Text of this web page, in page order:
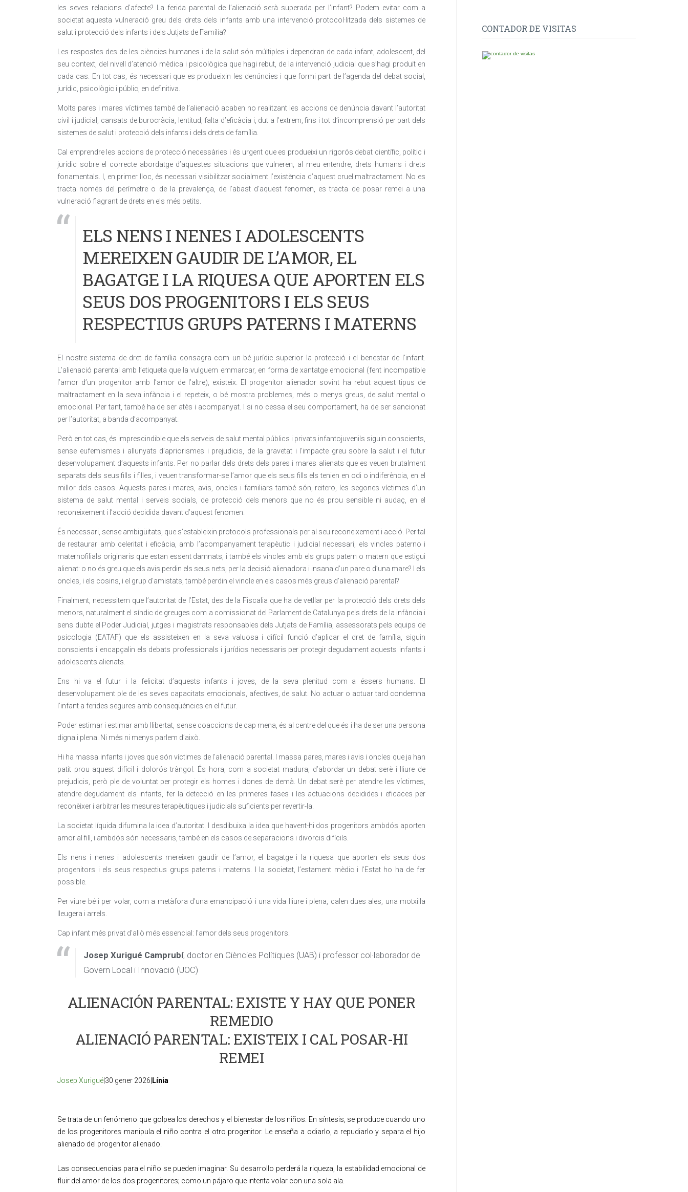
les seves relacions d’afecte? La ferida parental de l’alienació serà superada per l’infant? Podem evitar com a
societat aquesta vulneració greu dels drets dels infants amb una intervenció protocol·litzada dels sistemes de
salut i protecció dels infants i dels Jutjats de Família?
Les respostes des de les ciències humanes i de la salut són múltiples i dependran de cada infant, adolescent, del
seu context, del nivell d’atenció mèdica i psicològica que hagi rebut, de la intervenció judicial que s’hagi produït en
cada cas. En tot cas, és necessari que es produeixin les denúncies i que formi part de l’agenda del debat social,
jurídic, psicològic i públic, en definitiva.
Molts pares i mares víctimes també de l’alienació acaben no realitzant les accions de denúncia davant l’autoritat
civil i judicial, cansats de burocràcia, lentitud, falta d’eficàcia i, dut a l’extrem, fins i tot d’incomprensió per part dels
sistemes de salut i protecció dels infants i dels drets de família.
Cal emprendre les accions de protecció necessàries i és urgent que es produeixi un rigorós debat científic, polític i
jurídic sobre el correcte abordatge d’aquestes situacions que vulneren, al meu entendre, drets humans i drets
fonamentals. I, en primer lloc, és necessari visibilitzar socialment l’existència d’aquest cruel maltractament. No es
tracta només del perímetre o de la prevalença, de l’abast d’aquest fenomen, es tracta de posar remei a una
vulneració flagrant de drets en els més petits.
ELS NENS I NENES I ADOLESCENTS
MEREIXEN GAUDIR DE L’AMOR, EL
BAGATGE I LA RIQUESA QUE APORTEN ELS
SEUS DOS PROGENITORS I ELS SEUS
RESPECTIUS GRUPS PATERNS I MATERNS
El nostre sistema de dret de família consagra com un bé jurídic superior la protecció i el benestar de l’infant.
L’alienació parental amb l’etiqueta que la vulguem emmarcar, en forma de xantatge emocional (fent incompatible
l’amor d’un progenitor amb l’amor de l’altre), existeix. El progenitor alienador sovint ha rebut aquest tipus de
maltractament en la seva infància i el repeteix, o bé mostra problemes, més o menys greus, de salut mental o
emocional. Per tant, també ha de ser atès i acompanyat. I si no cessa el seu comportament, ha de ser sancionat
per l’autoritat, a banda d’acompanyat.
Però en tot cas, és imprescindible que els serveis de salut mental públics i privats infantojuvenils siguin conscients,
sense eufemismes i allunyats d’apriorismes i prejudicis, de la gravetat i l’impacte greu sobre la salut i el futur
desenvolupament d’aquests infants. Per no parlar dels drets dels pares i mares alienats que es veuen brutalment
separats dels seus fills i filles, i veuen transformar-se l’amor que els seus fills els tenien en odi o indiferència, en el
millor dels casos. Aquests pares i mares, avis, oncles i familiars també són, reitero, les segones víctimes d’un
sistema de salut mental i serveis socials, de protecció dels menors que no és prou sensible ni audaç, en el
reconeixement i l’acció decidida davant d’aquest fenomen.
És necessari, sense ambigüitats, que s’estableixin protocols professionals per al seu reconeixement i acció. Per tal
de restaurar amb celeritat i eficàcia, amb l’acompanyament terapèutic i judicial necessari, els vincles paterno i
maternofilials originaris que estan essent damnats, i també els vincles amb els grups patern o matern que estigui
alienat: o no és greu que els avis perdin els seus nets, per la decisió alienadora i insana d’un pare o d’una mare? I els
oncles, i els cosins, i el grup d’amistats, també perdin el vincle en els casos més greus d’alienació parental?
Finalment, necessitem que l’autoritat de l’Estat, des de la Fiscalia que ha de vetllar per la protecció dels drets dels
menors, naturalment el síndic de greuges com a comissionat del Parlament de Catalunya pels drets de la infància i
sens dubte el Poder Judicial, jutges i magistrats responsables dels Jutjats de Família, assessorats pels equips de
psicologia (EATAF) que els assisteixen en la seva valuosa i difícil funció d’aplicar el dret de família, siguin
conscients i encapçalin els debats professionals i jurídics necessaris per protegir degudament aquests infants i
adolescents alienats.
Ens hi va el futur i la felicitat d’aquests infants i joves, de la seva plenitud com a éssers humans. El
desenvolupament ple de les seves capacitats emocionals, afectives, de salut. No actuar o actuar tard condemna
l’infant a ferides segures amb conseqüències en el futur.
Poder estimar i estimar amb llibertat, sense coaccions de cap mena, és al centre del que és i ha de ser una persona
digna i plena. Ni més ni menys parlem d’això.
Hi ha massa infants i joves que són víctimes de l’alienació parental. I massa pares, mares i avis i oncles que ja han
patit prou aquest difícil i dolorós tràngol. És hora, com a societat madura, d’abordar un debat serè i lliure de
prejudicis, però ple de voluntat per protegir els homes i dones de demà. Un debat serè per atendre les víctimes,
atendre degudament els infants, fer la detecció en les primeres fases i les actuacions decidides i eficaces per
reconèixer i arbitrar les mesures terapèutiques i judicials suficients per revertir-la.
La societat líquida difumina la idea d’autoritat. I desdibuixa la idea que havent-hi dos progenitors ambdós aporten
amor al fill, i ambdós són necessaris, també en els casos de separacions i divorcis difícils.
Els nens i nenes i adolescents mereixen gaudir de l’amor, el bagatge i la riquesa que aporten els seus dos
progenitors i els seus respectius grups paterns i materns. I la societat, l’estament mèdic i l’Estat ho ha de fer
possible.
Per viure bé i per volar, com a metàfora d’una emancipació i una vida lliure i plena, calen dues ales, una motxilla
lleugera i arrels.
Cap infant més privat d’allò més essencial: l’amor dels seus progenitors.
Josep Xurigué Camprubí, doctor en Ciències Polítiques (UAB) i professor col·laborador de
Govern Local i Innovació (UOC)
ALIENACIÓN PARENTAL: EXISTE Y HAY QUE PONER
REMEDIO
ALIENACIÓ PARENTAL: EXISTEIX I CAL POSAR-HI
REMEI
Josep Xurigué |30 gener 2026| Línia
Se trata de un fenómeno que golpea los derechos y el bienestar de los niños. En síntesis, se produce cuando uno
de los progenitores manipula el niño contra el otro progenitor. Le enseña a odiarlo, a repudiarlo y separa el hijo
alienado del progenitor alienado.
Las consecuencias para el niño se pueden imaginar. Su desarrollo perderá la riqueza, la estabilidad emocional de
fluir del amor de los dos progenitores; como un pájaro que intenta volar con una sola ala.
CONTADOR DE VISITAS